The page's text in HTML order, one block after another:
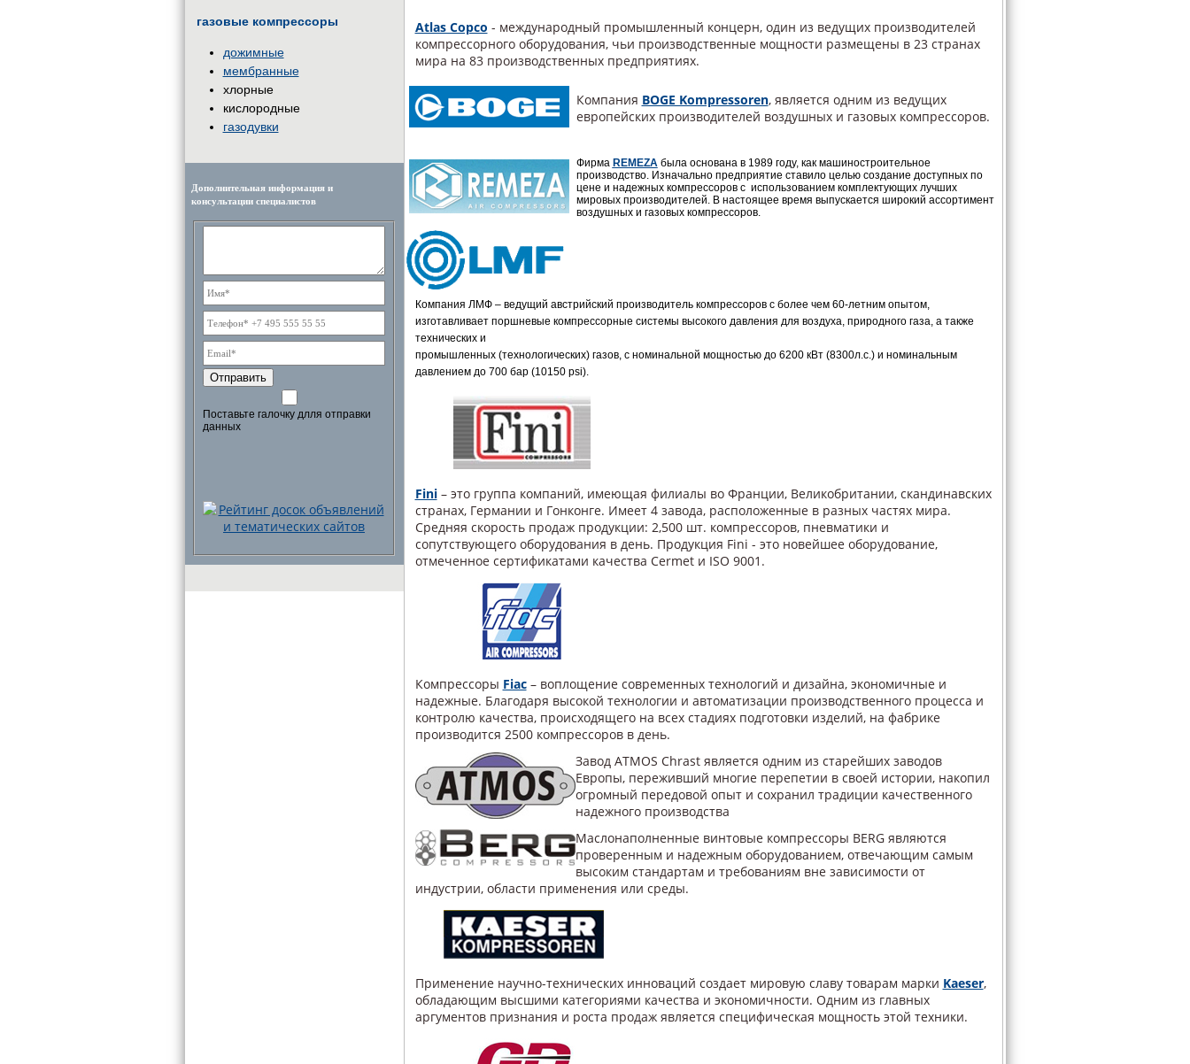
газовые компрессоры
дожимные
мембранные
хлорные
кислородные
газодувки
Дополнительная информация и
консультации специалистов
Отправить
Поставьте галочку длля отправки
данных
Atlas Copco - международный промышленный концерн, один из ведущих производителей
компрессорного оборудования, чьи производственные мощности размещены в 23 странах
мира на 83 производственных предприятиях.
Компания BOGE Kompressoren, является одним из ведущих
европейских производителей воздушных и газовых компрессоров.
Фирма REMEZAбыла основана в 1989 году, как машиностроительное
производство. Изначально предприятие ставило целью создание доступных по
цене и надежных компрессоров с использованием комплектующих лучших
мировых производителей. В настоящее время выпускается широкий ассортимент
воздушных и газовых компрессоров.
Компания ЛМФ – ведущий австрийский производитель компрессоров с более чем 60-летним опытом,
изготавливает поршневые компрессорные системы высокого давления для воздуха, природного газа, а также
технических и
промышленных (технологических) газов, с номинальной мощностью до 6200 кВт (8300л.с.) и номинальным
давлением до 700 бар (10150 psi).
Fini– это группа компаний, имеющая филиалы во Франции, Великобритании, скандинавских
странах, Германии и Гонконге. Имеет 4 завода, расположенные в разных частях мира.
Средняя скорость продаж продукции: 2,500 шт. компрессоров, пневматики и
сопутствующего оборудования в день. Продукция Fini - это новейшее оборудование,
отмеченное сертификатами качества Cermet и ISO 9001.
Компрессоры Fiac– воплощение современных технологий и дизайна, экономичные и
надежные. Благодаря высокой технологии и автоматизации производственного процесса и
контролю качества, происходящего на всех стадиях подготовки изделий, на фабрике
производится 2500 компрессоров в день.
Завод ATMOS Chrast является одним из старейших заводов
Европы, переживший многие перепетии в своей истории, накопил
огромный передовой опыт и сохранил традиции качественного
надежного производства
Маслонаполненные винтовые компрессоры BERG являются
проверенным и надежным оборудованием, отвечающим самым
высоким стандартам и требованиям вне зависимости от
индустрии, области применения или среды.
Применение научно-технических инноваций создает мировую славу товарам марки Kaeser,
обладающим высшими категориями качества и экономичности. Одним из главных
аргументов признания и роста продаж является специфическая мощность этой техники.